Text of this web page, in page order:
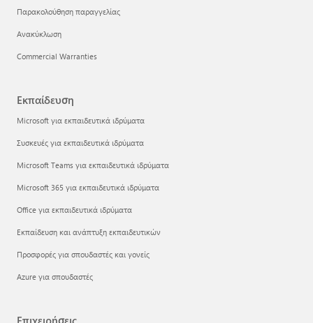
Παρακολούθηση παραγγελίας
Ανακύκλωση
Commercial Warranties
Εκπαίδευση
Microsoft για εκπαιδευτικά ιδρύματα
Συσκευές για εκπαιδευτικά ιδρύματα
Microsoft Teams για εκπαιδευτικά ιδρύματα
Microsoft 365 για εκπαιδευτικά ιδρύματα
Office για εκπαιδευτικά ιδρύματα
Εκπαίδευση και ανάπτυξη εκπαιδευτικών
Προσφορές για σπουδαστές και γονείς
Azure για σπουδαστές
Επιχειρήσεις